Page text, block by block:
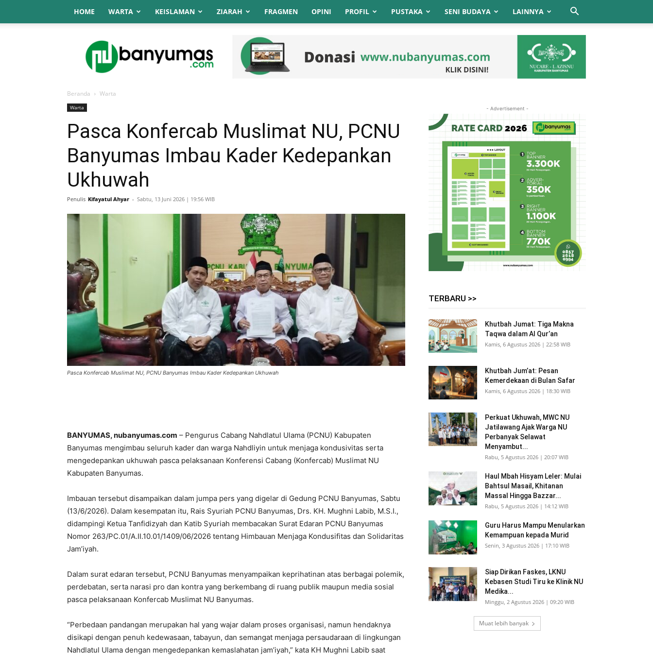
HOME WARTA KEISLAMAN ZIARAH FRAGMEN OPINI PROFIL PUSTAKA SENI BUDAYA LAINNYA
NU
Online
Banyumas
Beranda Warta
Warta
Pasca Konfercab Muslimat NU, PCNU
Banyumas Imbau Kader Kedepankan
Ukhuwah
Penulis Kifayatul Ahyar - Sabtu, 13 Juni 2026 | 19:56 WIB
Pasca Konfercab Muslimat NU, PCNU Banyumas Imbau Kader Kedepankan Ukhuwah
BANYUMAS, nubanyumas.com – Pengurus Cabang Nahdlatul Ulama (PCNU) Kabupaten
Banyumas mengimbau seluruh kader dan warga Nahdliyin untuk menjaga kondusivitas serta
mengedepankan ukhuwah pasca pelaksanaan Konferensi Cabang (Konfercab) Muslimat NU
Kabupaten Banyumas.
Imbauan tersebut disampaikan dalam jumpa pers yang digelar di Gedung PCNU Banyumas, Sabtu
(13/6/2026). Dalam kesempatan itu, Rais Syuriah PCNU Banyumas, Drs. KH. Mughni Labib, M.S.I.,
didampingi Ketua Tanfidizyah dan Katib Syuriah membacakan Surat Edaran PCNU Banyumas
Nomor 263/PC.01/A.II.10.01/1409/06/2026 tentang Himbauan Menjaga Kondusifitas dan Solidaritas
Jam’iyah.
Dalam surat edaran tersebut, PCNU Banyumas menyampaikan keprihatinan atas berbagai polemik,
perdebatan, serta narasi pro dan kontra yang berkembang di ruang publik maupun media sosial
pasca pelaksanaan Konfercab Muslimat NU Banyumas.
“Perbedaan pandangan merupakan hal yang wajar dalam proses organisasi, namun hendaknya
disikapi dengan penuh kedewasaan, tabayun, dan semangat menjaga persaudaraan di lingkungan
Nahdlatul Ulama dengan mengedepankan kemaslahatan jam’iyah,” kata KH Mughni Labib saat
- Advertisement -
TERBARU >>
Khutbah Jumat: Tiga Makna
Taqwa dalam Al Qur’an
Kamis, 6 Agustus 2026 | 22:58 WIB
Khutbah Jum’at: Pesan
Kemerdekaan di Bulan Safar
Kamis, 6 Agustus 2026 | 18:30 WIB
Perkuat Ukhuwah, MWC NU
Jatilawang Ajak Warga NU
Perbanyak Selawat
Menyambut...
Rabu, 5 Agustus 2026 | 20:07 WIB
Haul Mbah Hisyam Leler: Mulai
Bahtsul Masail, Khitanan
Massal Hingga Bazzar...
Rabu, 5 Agustus 2026 | 14:12 WIB
Guru Harus Mampu Menularkan
Kemampuan kepada Murid
Senin, 3 Agustus 2026 | 17:10 WIB
Siap Dirikan Faskes, LKNU
Kebasen Studi Tiru ke Klinik NU
Medika...
Minggu, 2 Agustus 2026 | 09:20 WIB
Muat lebih banyak